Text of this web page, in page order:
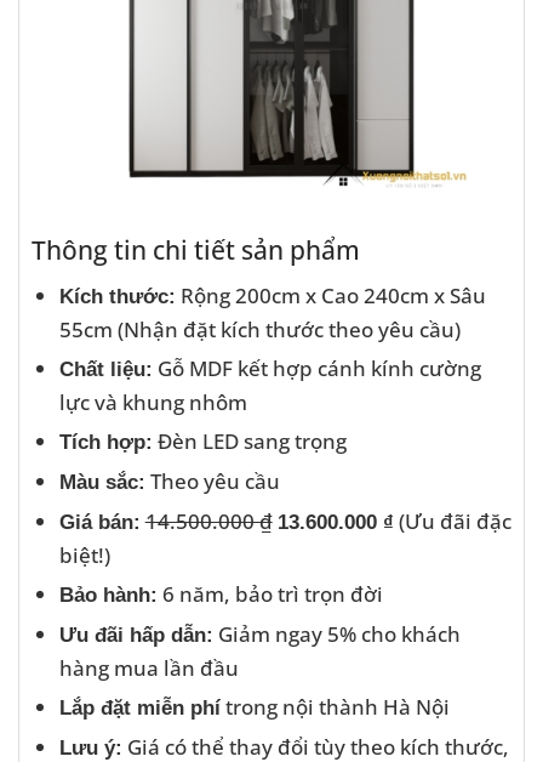
Thông tin chi tiết sản phẩm
Kích thước: Rộng 200cm x Cao 240cm x Sâu
55cm (Nhận đặt kích thước theo yêu cầu)
Chất liệu: Gỗ MDF kết hợp cánh kính cường
lực và khung nhôm
Tích hợp: Đèn LED sang trọng
Màu sắc: Theo yêu cầu
Giá bán: 14.500.000 ₫ 13.600.000 ₫ (Ưu đãi đặc
biệt!)
Bảo hành: 6 năm, bảo trì trọn đời
Ưu đãi hấp dẫn: Giảm ngay 5% cho khách
hàng mua lần đầu
Lắp đặt miễn phítrong nội thành Hà Nội
Lưu ý: Giá có thể thay đổi tùy theo kích thước,